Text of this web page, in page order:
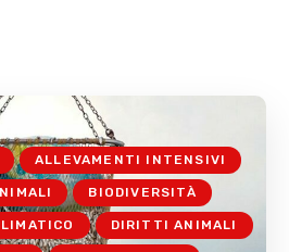
ALLEVAMENTI INTENSIVI
BIODIVERSITÀ
DIRITTI ANIMALI